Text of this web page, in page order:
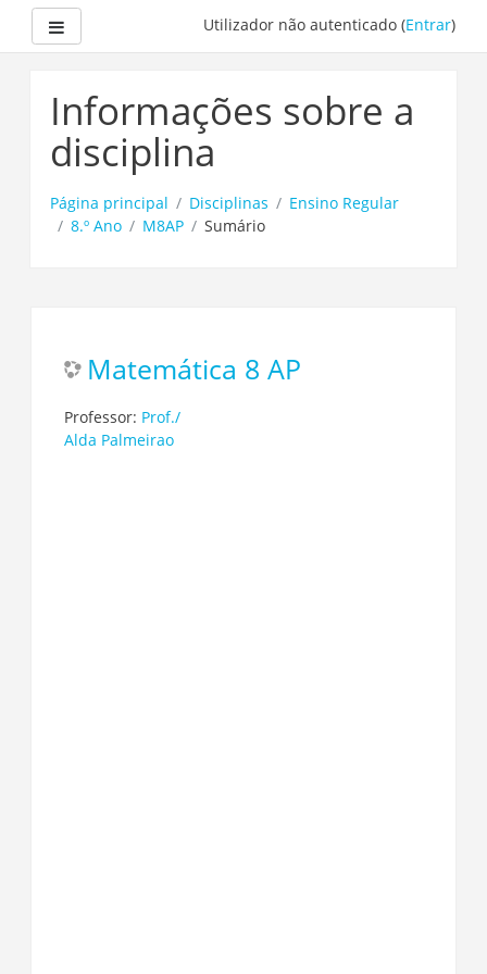
conteúdo
principal
Utilizador não autenticado (Entrar)
Informações sobre a
disciplina
Página principal Disciplinas
Ensino Regular
8.º Ano
M8AP Sumário
Matemática 8 AP
Professor: Prof./
Alda Palmeirao